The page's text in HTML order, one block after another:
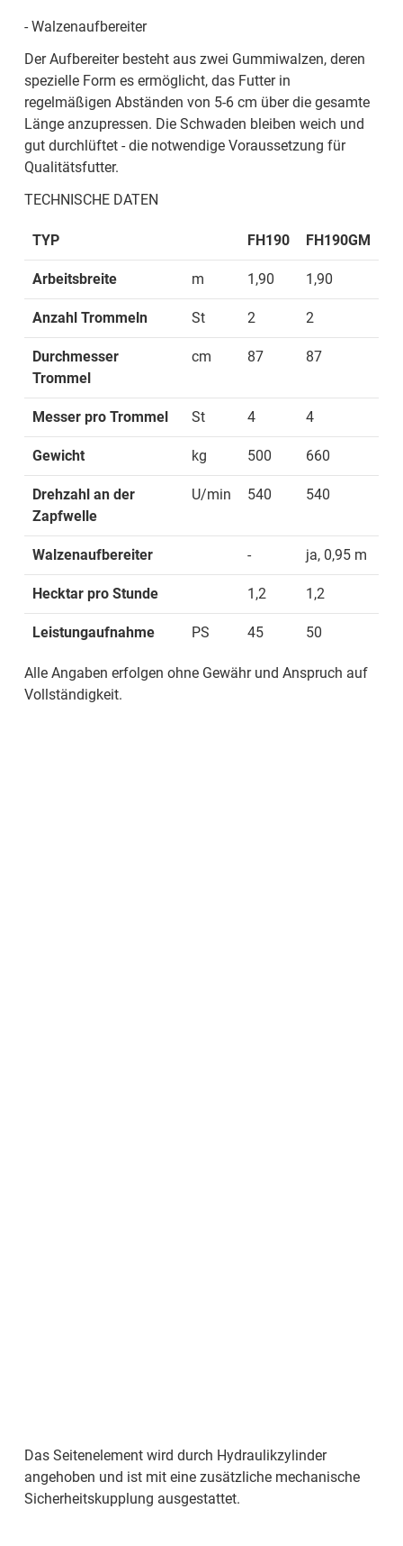
- Walzenaufbereiter
Der Aufbereiter besteht aus zwei Gummiwalzen, deren
spezielle Form es ermöglicht, das Futter in
regelmäßigen Abständen von 5-6 cm über die gesamte
Länge anzupressen. Die Schwaden bleiben weich und
gut durchlüftet - die notwendige Voraussetzung für
Qualitätsfutter.
TECHNISCHE DATEN
TYP FH190 FH190GM
Arbeitsbreite m 1,90 1,90
Anzahl Trommeln St 2 2
Durchmesser
Trommel
cm 87 87
Messer pro Trommel St 4 4
Gewicht kg 500 660
Drehzahl an der
Zapfwelle
U/min 540 540
Walzenaufbereiter - ja, 0,95 m
Hecktar pro Stunde 1,2 1,2
Leistungaufnahme PS 45 50
Alle Angaben erfolgen ohne Gewähr und Anspruch auf
Vollständigkeit.
Das Seitenelement wird durch Hydraulikzylinder
angehoben und ist mit eine zusätzliche mechanische
Sicherheitskupplung ausgestattet.